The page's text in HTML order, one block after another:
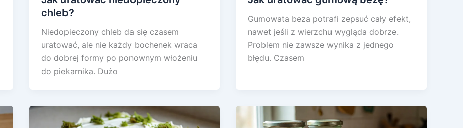
chleb?
Niedopieczony chleb da się czasem
uratować, ale nie każdy bochenek wraca
do dobrej formy po ponownym włożeniu
do piekarnika. Dużo
Gumowata beza potrafi zepsuć cały efekt,
nawet jeśli z wierzchu wygląda dobrze.
Problem nie zawsze wynika z jednego
błędu. Czasem